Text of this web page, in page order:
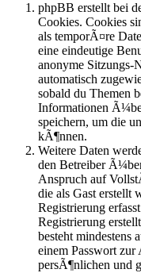
phpBB erstellt bei
Cookies. Cookies
als temporÃ¤re
eine eindeutige
anonyme Sitzungs-
automatisch
sobald du Themen
Informationen
speichern, um die
kÃ¶nnen.
Weitere Daten
den Betreiber
Anspruch auf
die als Gast erstellt
Registrierung
Registrierung
besteht mindestens
einem Passwort
persÃ¶nlichen und